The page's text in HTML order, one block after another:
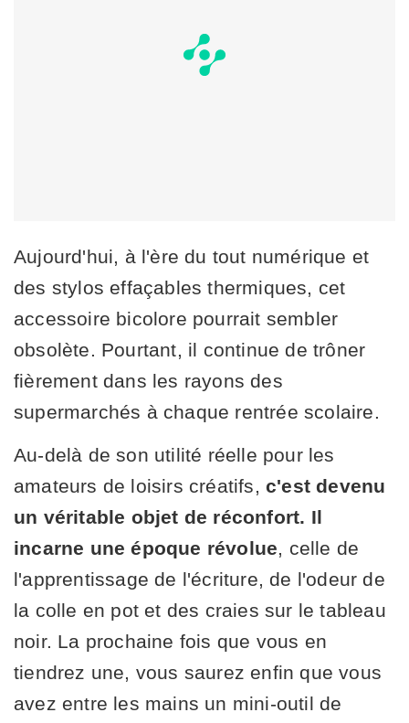
Aujourd'hui, à l'ère du tout numérique et
des stylos effaçables thermiques, cet
accessoire bicolore pourrait sembler
obsolète. Pourtant, il continue de trôner
fièrement dans les rayons des
supermarchés à chaque rentrée scolaire.
Au-delà de son utilité réelle pour les
amateurs de loisirs créatifs, c'est devenu
un véritable objet de réconfort. Il
incarne une époque révolue, celle de
l'apprentissage de l'écriture, de l'odeur de
la colle en pot et des craies sur le tableau
noir. La prochaine fois que vous en
tiendrez une, vous saurez enfin que vous
avez entre les mains un mini-outil de